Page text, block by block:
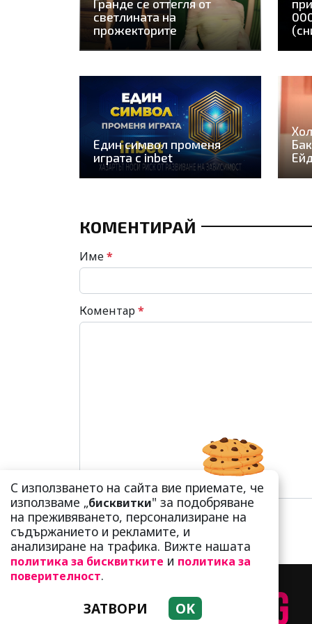
Гранде се оттегля от
светлината на
прожекторите
Един символ променя
играта с inbet
КОМЕНТИРАЙ
Име*
Коментар*
С използването на сайта вие приемате, че
използваме „бисквитки" за подобряване
на преживяването, персонализиране на
съдържанието и рекламите, и
анализиране на трафика. Вижте нашата
политика за бисквитките и политика за
поверителност.
ЗАТВОРИ OK